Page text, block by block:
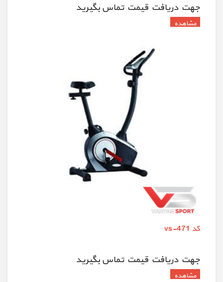
جهت دريافت قيمت تماس بگيريد
کد vs-471
جهت دريافت قيمت تماس بگيريد